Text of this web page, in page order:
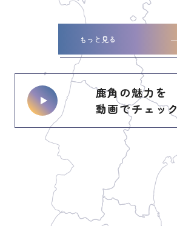
もっと見る
鹿角の魅力を
動画でチェック